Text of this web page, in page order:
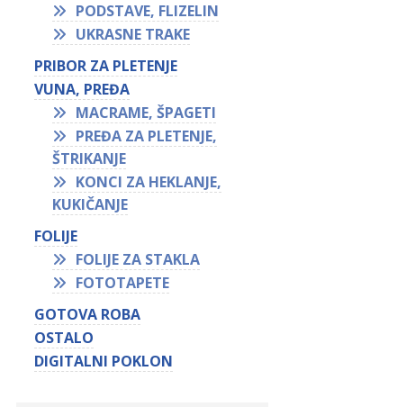
PODSTAVE, FLIZELIN
UKRASNE TRAKE
PRIBOR ZA PLETENJE
VUNA, PREĐA
MACRAME, ŠPAGETI
PREĐA ZA PLETENJE,
ŠTRIKANJE
KONCI ZA HEKLANJE,
KUKIČANJE
FOLIJE
FOLIJE ZA STAKLA
FOTOTAPETE
GOTOVA ROBA
OSTALO
DIGITALNI POKLON